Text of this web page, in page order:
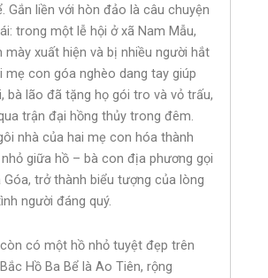
Gắn liền với hòn đảo là câu chuyện
trong một lễ hội ở xã Nam Mẫu,
mày xuất hiện và bị nhiều người hắt
mẹ con góa nghèo dang tay giúp
bà lão đã tặng họ gói tro và vỏ trấu,
trận đại hồng thủy trong đêm.
nhà của hai mẹ con hóa thành
giữa hồ – bà con địa phương gọi
trở thành biểu tượng của lòng
người đáng quý.
có một hồ nhỏ tuyệt đẹp trên
Hồ Ba Bể là Ao Tiên, rộng